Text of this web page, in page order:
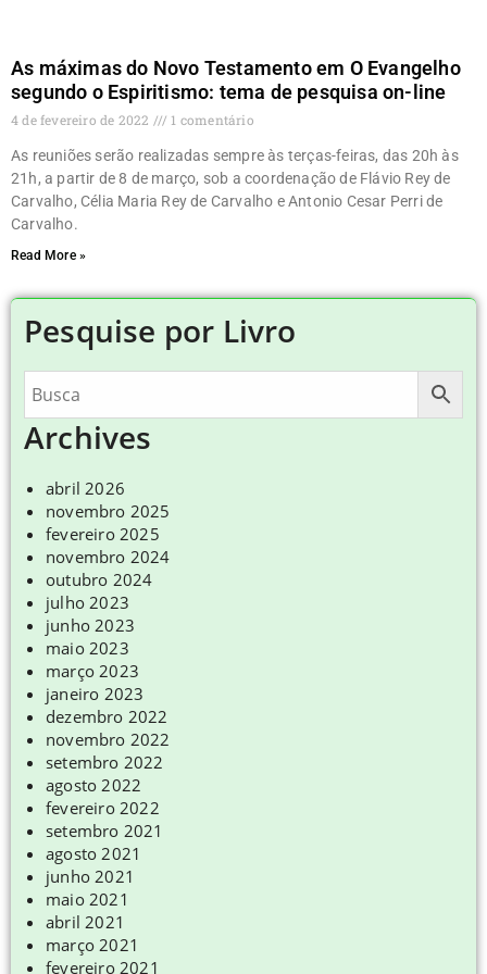
As máximas do Novo Testamento em O Evangelho
segundo o Espiritismo: tema de pesquisa on-line
4 de fevereiro de 2022 1 comentário
As reuniões serão realizadas sempre às terças-feiras, das 20h às
21h, a partir de 8 de março, sob a coordenação de Flávio Rey de
Carvalho, Célia Maria Rey de Carvalho e Antonio Cesar Perri de
Carvalho.
Read More »
Pesquise por Livro
Archives
abril 2026
novembro 2025
fevereiro 2025
novembro 2024
outubro 2024
julho 2023
junho 2023
maio 2023
março 2023
janeiro 2023
dezembro 2022
novembro 2022
setembro 2022
agosto 2022
fevereiro 2022
setembro 2021
agosto 2021
junho 2021
maio 2021
abril 2021
março 2021
fevereiro 2021